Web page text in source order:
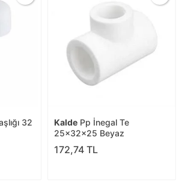
32
Kalde Pp İnegal Te
25x32x25 Beyaz
172,74 TL